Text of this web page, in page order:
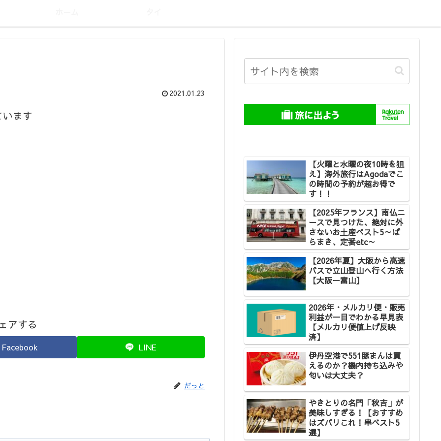
2021.01.23
ます
アする
Facebook LINE
だっと
【火曜と水曜の夜10時を狙
え】海外旅行はAgodaでこ
の時間の予約が超お得で
す！！
【2025年フランス】南仏ニ
ースで見つけた、絶対に外
さないお土産ベスト5～ば
らまき、定番etc～
【2026年夏】大阪から高速
バスで立山登山へ行く方法
【大阪ー富山】
2026年・メルカリ便・販売
利益が一目でわかる早見表
【メルカリ便値上げ反映
済】
伊丹空港で551豚まんは買
えるのか？機内持ち込みや
匂いは大丈夫？
やきとりの名門「秋吉」が
美味しすぎる！【おすすめ
はズバリこれ！串ベスト5
選】